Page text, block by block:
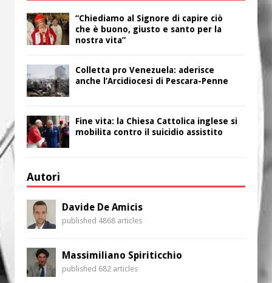
“Chiediamo al Signore di capire ciò
che è buono, giusto e santo per la
nostra vita”
Colletta pro Venezuela: aderisce
anche l’Arcidiocesi di Pescara-Penne
Fine vita: la Chiesa Cattolica inglese si
mobilita contro il suicidio assistito
Autori
Davide De Amicis
published 4868 articles
Massimiliano Spiriticchio
published 682 articles